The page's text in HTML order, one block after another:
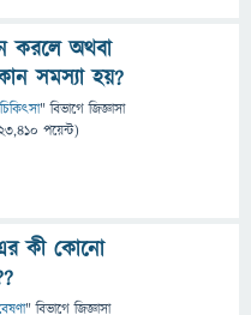
করলে অথবা
সমস্যা হয়?
" বিভাগে জিজ্ঞাসা
পয়েন্ট)
কী কোনো
" বিভাগে জিজ্ঞাসা